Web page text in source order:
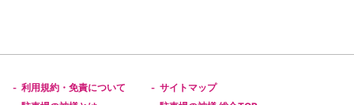
- 利用規約・免責について - サイトマップ